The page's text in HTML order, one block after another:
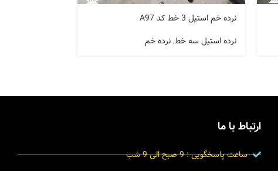
نرده خم استیل 3 خط کد A97
نرده استیل سه خط, نرده خم
ارتباط با ما
ساعت پاسخگویی : 9 صبح الی 9 شب